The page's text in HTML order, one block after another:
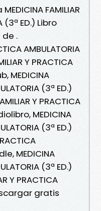
FAMILIAR
(3ª ED.) Libro
de .
AMBULATORIA
Y PRACTICA
MEDICINA
(3ª ED.)
Y PRACTICA
MEDICINA
(3ª ED.)
MEDICINA
(3ª ED.)
Y PRACTICA
gratis